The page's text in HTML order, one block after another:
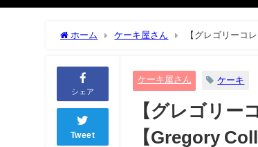
ホーム ケーキ屋さん 【グレゴリーコ
シェア
Tweet
ケーキ屋さん ケーキ
【グレゴリー
【Gregory